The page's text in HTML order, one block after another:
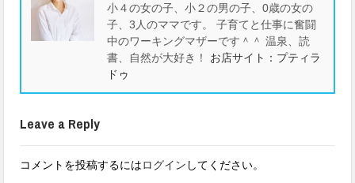
小４の女の子、小２の男の子、0歳の女の
子、3人のママです。 子育てと仕事に奮闘
中のワーキングマザーです＾＾ 温泉、読
書、自然が大好き！ お店サイト：プティラ
ドゥ
Leave a Reply
コメントを投稿するにはログイン してください。